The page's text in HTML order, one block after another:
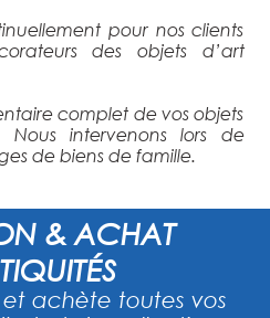
pour nos clients
des objets d’art
complet de vos objets
intervenons lors de
de biens de famille.
& ACHAT
et achète toutes vos